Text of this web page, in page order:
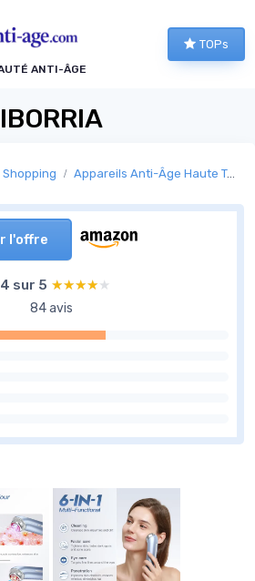
ANTI-ÂGE
TOPs
IBORRIA
Shopping Appareils Anti-Âge Haute Technologie
l'offre
4 sur 5 ★★★★★
★★★★★
84 avis
cookies